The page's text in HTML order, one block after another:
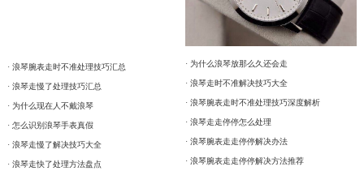
· 浪琴腕表走时不准处理技巧汇总
· 浪琴走慢了处理技巧汇总
· 为什么现在人不戴浪琴
· 怎么识别浪琴手表真假
· 浪琴走慢了解决技巧大全
· 浪琴走快了处理方法盘点
· 为什么浪琴放那么久还会走
· 浪琴走时不准解决技巧大全
· 浪琴腕表走时不准处理技巧深度解析
· 浪琴走走停停怎么处理
· 浪琴腕表走走停停解决办法
· 浪琴腕表走走停停解决方法推荐